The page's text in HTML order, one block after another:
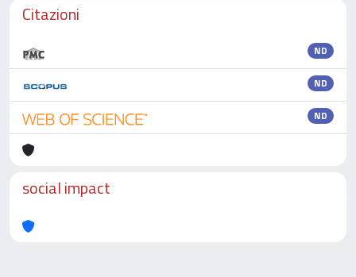
Citazioni
ND
ND
ND
social impact